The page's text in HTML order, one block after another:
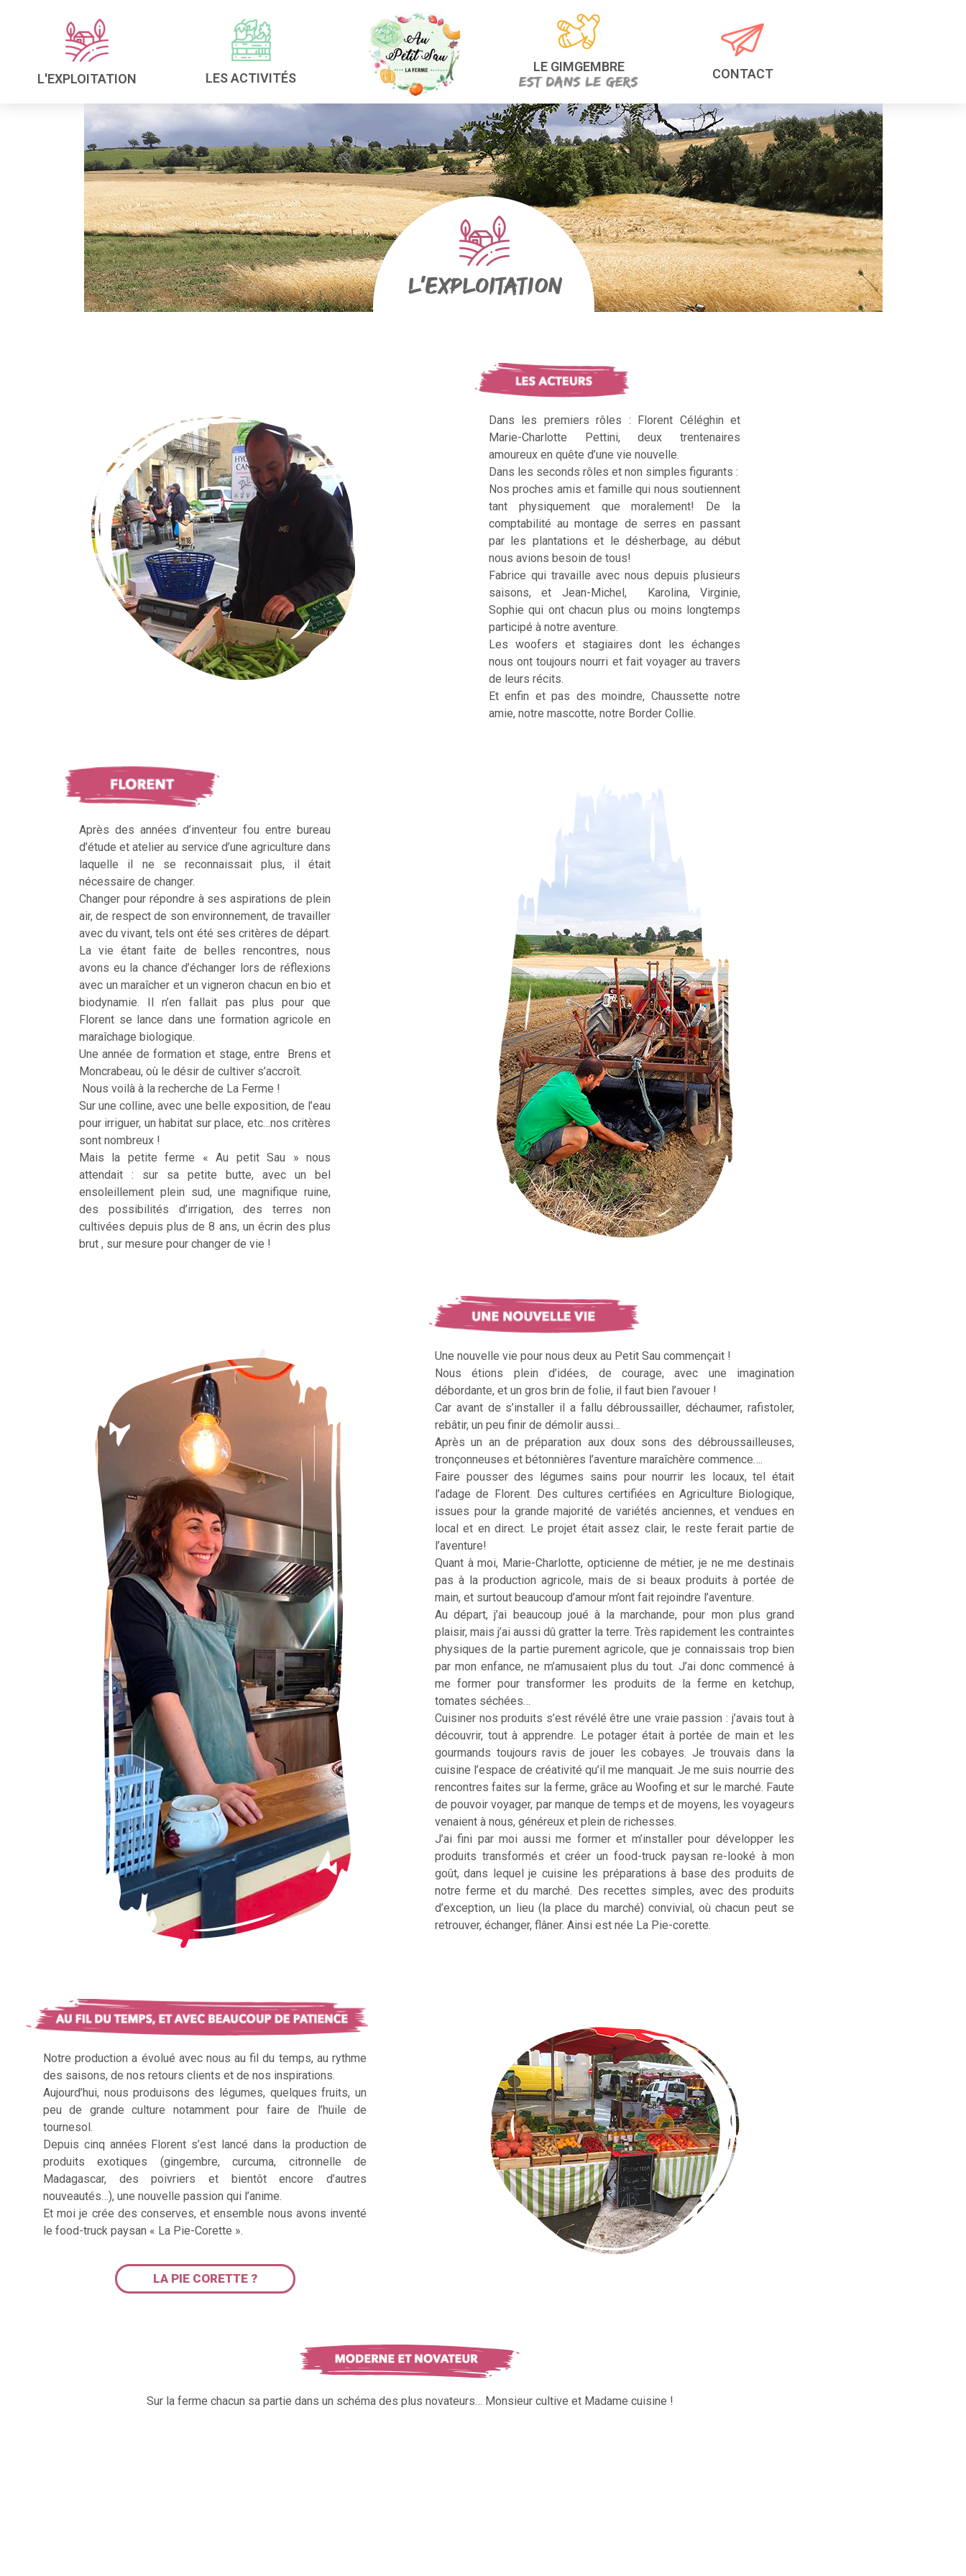
L'EXPLOITATION LES ACTIVITÉS
LE GIMGEMBRE CONTACT
Dans les premiers rôles : Florent Céléghin et
Marie-Charlotte Pettini, deux trentenaires
amoureux en quête d’une vie nouvelle.
Dans les seconds rôles et non simples figurants :
Nos proches amis et famille qui nous soutiennent
tant physiquement que moralement! De la
comptabilité au montage de serres en passant
par les plantations et le désherbage, au début
nous avions besoin de tous!
Fabrice qui travaille avec nous depuis plusieurs
saisons, et Jean-Michel, Karolina, Virginie,
Sophie qui ont chacun plus ou moins longtemps
participé à notre aventure.
Les woofers et stagiaires dont les échanges
nous ont toujours nourri et fait voyager au travers
de leurs récits.
Et enfin et pas des moindre, Chaussette notre
amie, notre mascotte, notre Border Collie.
Après des années d’inventeur fou entre bureau
d’étude et atelier au service d’une agriculture dans
laquelle il ne se reconnaissait plus, il était
nécessaire de changer.
Changer pour répondre à ses aspirations de plein
air, de respect de son environnement, de travailler
avec du vivant, tels ont été ses critères de départ.
La vie étant faite de belles rencontres, nous
avons eu la chance d’échanger lors de réflexions
avec un maraîcher et un vigneron chacun en bio et
biodynamie. Il n’en fallait pas plus pour que
Florent se lance dans une formation agricole en
maraîchage biologique.
Une année de formation et stage, entre Brens et
Moncrabeau, où le désir de cultiver s’accroît.
Nous voilà à la recherche de La Ferme !
Sur une colline, avec une belle exposition, de l’eau
pour irriguer, un habitat sur place, etc…nos critères
sont nombreux !
Mais la petite ferme « Au petit Sau » nous
attendait : sur sa petite butte, avec un bel
ensoleillement plein sud, une magnifique ruine,
des possibilités d’irrigation, des terres non
cultivées depuis plus de 8 ans, un écrin des plus
brut , sur mesure pour changer de vie !
Une nouvelle vie pour nous deux au Petit Sau commençait !
Nous étions plein d’idées, de courage, avec une imagination
débordante, et un gros brin de folie, il faut bien l’avouer !
Car avant de s’installer il a fallu débroussailler, déchaumer, rafistoler,
rebâtir, un peu finir de démolir aussi…
Après un an de préparation aux doux sons des débroussailleuses,
tronçonneuses et bétonnières l’aventure maraîchère commence….
Faire pousser des légumes sains pour nourrir les locaux, tel était
l’adage de Florent. Des cultures certifiées en Agriculture Biologique,
issues pour la grande majorité de variétés anciennes, et vendues en
local et en direct. Le projet était assez clair, le reste ferait partie de
l’aventure!
Quant à moi, Marie-Charlotte, opticienne de métier, je ne me destinais
pas à la production agricole, mais de si beaux produits à portée de
main, et surtout beaucoup d’amour m’ont fait rejoindre l’aventure.
Au départ, j’ai beaucoup joué à la marchande, pour mon plus grand
plaisir, mais j’ai aussi dû gratter la terre. Très rapidement les contraintes
physiques de la partie purement agricole, que je connaissais trop bien
par mon enfance, ne m’amusaient plus du tout. J’ai donc commencé à
me former pour transformer les produits de la ferme en ketchup,
tomates séchées…
Cuisiner nos produits s’est révélé être une vraie passion : j’avais tout à
découvrir, tout à apprendre. Le potager était à portée de main et les
gourmands toujours ravis de jouer les cobayes. Je trouvais dans la
cuisine l’espace de créativité qu’il me manquait. Je me suis nourrie des
rencontres faites sur la ferme, grâce au Woofing et sur le marché. Faute
de pouvoir voyager, par manque de temps et de moyens, les voyageurs
venaient à nous, généreux et plein de richesses.
J’ai fini par moi aussi me former et m’installer pour développer les
produits transformés et créer un food-truck paysan re-looké à mon
goût, dans lequel je cuisine les préparations à base des produits de
notre ferme et du marché. Des recettes simples, avec des produits
d’exception, un lieu (la place du marché) convivial, où chacun peut se
retrouver, échanger, flâner. Ainsi est née La Pie-corette.
Notre production a évolué avec nous au fil du temps, au rythme
des saisons, de nos retours clients et de nos inspirations.
Aujourd’hui, nous produisons des légumes, quelques fruits, un
peu de grande culture notamment pour faire de l’huile de
tournesol.
Depuis cinq années Florent s’est lancé dans la production de
produits exotiques (gingembre, curcuma, citronnelle de
Madagascar, des poivriers et bientôt encore d’autres
nouveautés…), une nouvelle passion qui l’anime.
Et moi je crée des conserves, et ensemble nous avons inventé
le food-truck paysan « La Pie-Corette ».
LA PIE CORETTE ?
Sur la ferme chacun sa partie dans un schéma des plus novateurs… Monsieur cultive et Madame cuisine !